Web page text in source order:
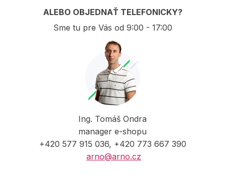
ALEBO OBJEDNAŤ TELEFONICKY?
Sme tu pre Vás od 9:00 - 17:00
Ing. Tomáš Ondra
manager e-shopu
+420 577 915 036, +420 773 667 390
arno@arno.cz